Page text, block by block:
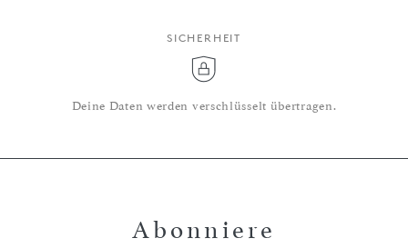
SICHERHEIT
Deine Daten werden verschlüsselt übertragen.
Abonniere